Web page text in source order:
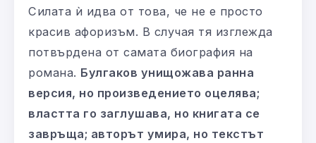
Силата ѝ идва от това, че не е просто
красив афоризъм. В случая тя изглежда
потвърдена от самата биография на
романа. Булгаков унищожава ранна
версия, но произведението оцелява;
властта го заглушава, но книгата се
завръща; авторът умира, но текстът